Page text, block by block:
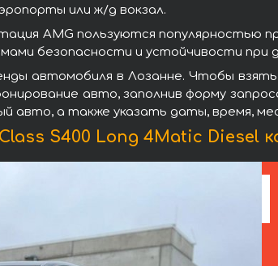
или ж/д вокзал.
AMG пользуются популярностью
безопасности и устойчивости при
автомобиля в Лозанне. Чтобы
авто, заполнив форму
авто, а также указать даты, время,
S400 Long 4Matic Diesel